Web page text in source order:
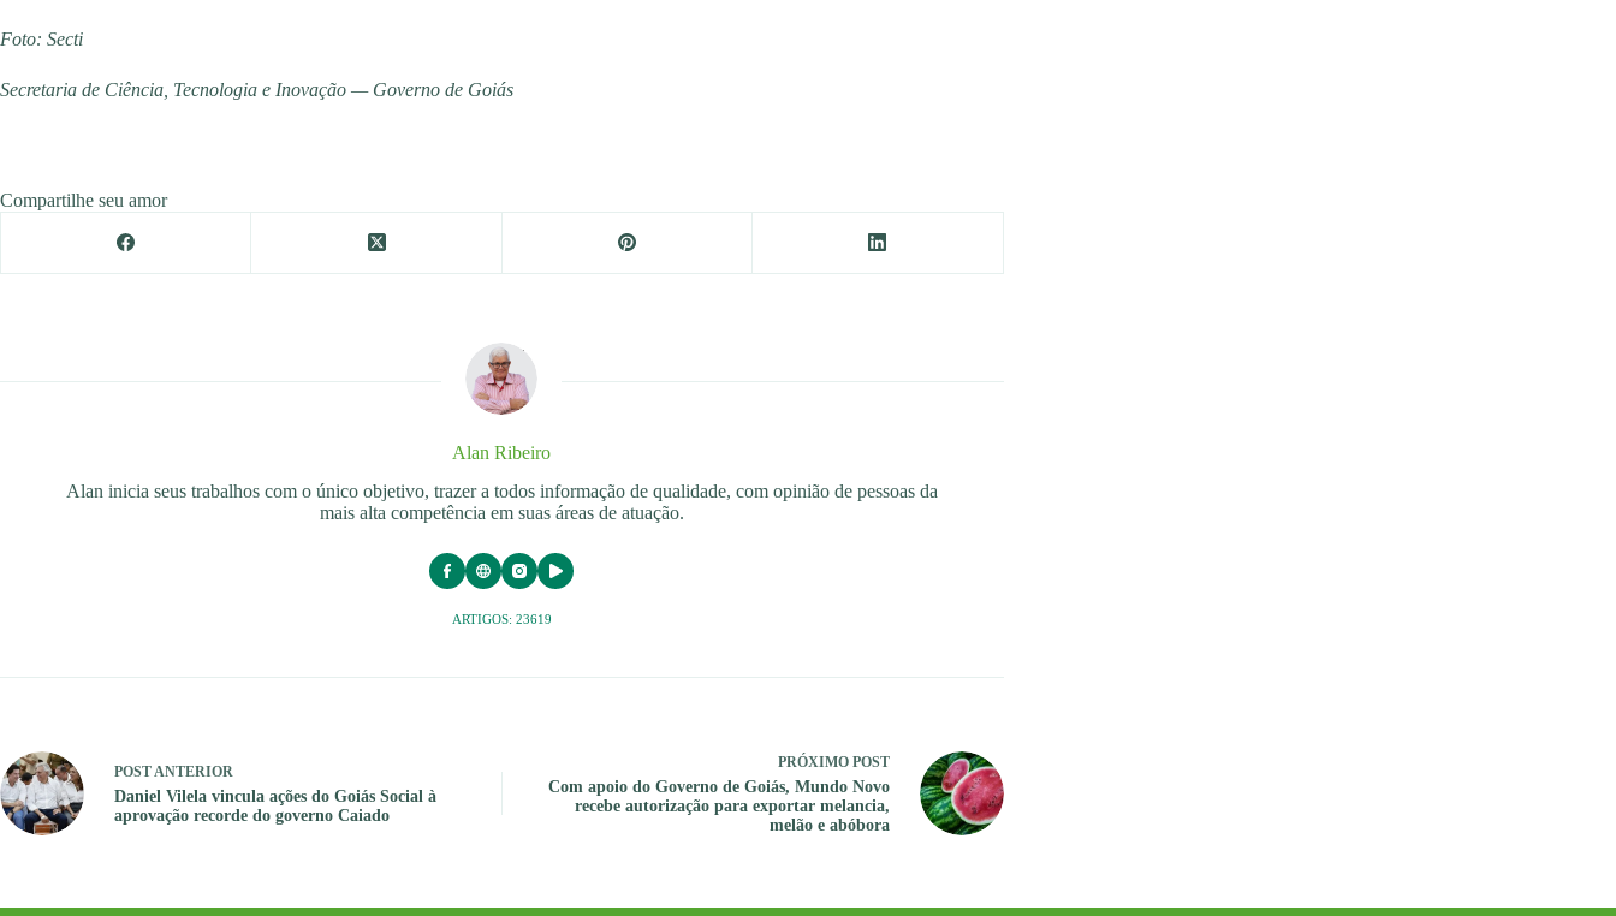
Foto: Secti
Secretaria de Ciência, Tecnologia e Inovação — Governo de Goiás
Compartilhe seu amor
Alan Ribeiro
Alan inicia seus trabalhos com o único objetivo, trazer a todos informação de qualidade, com opinião de pessoas da
mais alta competência em suas áreas de atuação.
ARTIGOS: 23619
POSTANTERIOR
Daniel Vilela vincula ações do Goiás Social à
aprovação recorde do governo Caiado
PRÓXIMO POST
Com apoio do Governo de Goiás, Mundo Novo
recebe autorização para exportar melancia,
melão e abóbora